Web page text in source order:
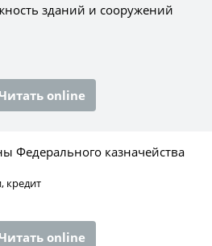
зданий и сооружений
Читать online
Федерального казначейства
кредит
Читать online